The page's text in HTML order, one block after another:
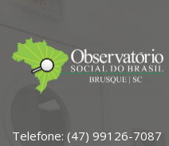
Telefone: (47) 99126-7087